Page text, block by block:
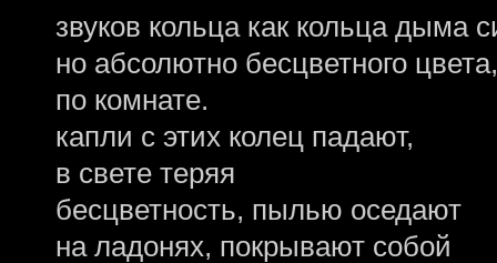
звуков кольца как кольца дыма
но абсолютно бесцветного
по комнате.
капли с этих колец падают,
в свете теряя
бесцветность, пылью оседают
на ладонях, покрывают собой